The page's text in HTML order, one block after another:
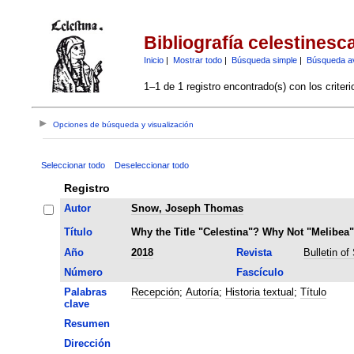
Bibliografía
Inicio| Mostrar todo| Búsqueda simple| Búsqueda
1–1 de 1 registro encontrado(s) con los
Opciones de búsqueda y visualización
Seleccionar todo Deseleccionar todo
Registro
Autor
Snow, Joseph Thomas
Título
Why the Title "Celestina"? Why Not
Año
2018 Revista
Bulletin of
Número
Fascículo
Palabras
clave
Recepción; Autoría; Historia textual ; Título
Resumen
Dirección